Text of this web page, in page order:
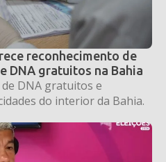
reconhecimento de
DNA gratuitos na Bahia
DNA gratuitos e
do interior da Bahia.